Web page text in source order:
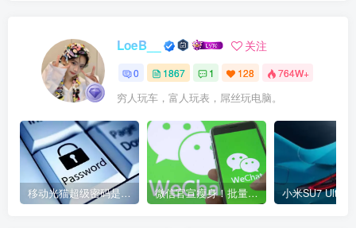
LoeB__ 关注
0 1867 1 128 764W+
穷人玩车，富人玩表，屌丝玩电脑。
移动光猫超级密码是多少？移动光猫超级管理员后台账号与密码 微信官宣瘦身！批量清理原图新功能来了 安卓、iOS均可使用